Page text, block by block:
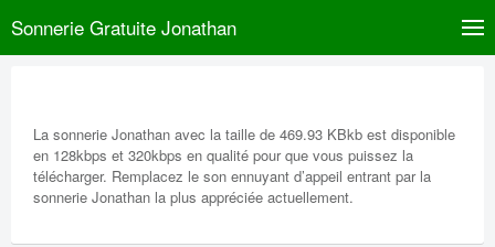
Sonnerie Gratuite Jonathan
La sonnerie Jonathan avec la taille de 469.93 KBkb est disponible
en 128kbps et 320kbps en qualité pour que vous puissez la
télécharger. Remplacez le son ennuyant d’appeil entrant par la
sonnerie Jonathan la plus appréciée actuellement.